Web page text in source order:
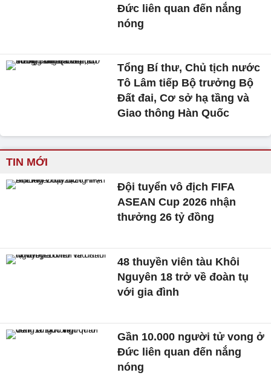
Đức liên quan đến nắng
nóng
Tổng Bí thư, Chủ tịch nước
Tô Lâm tiếp Bộ trưởng Bộ
Đất đai, Cơ sở hạ tầng và
Giao thông Hàn Quốc
TIN MỚI
Đội tuyển vô địch FIFA
ASEAN Cup 2026 nhận
thưởng 26 tỷ đồng
48 thuyền viên tàu Khôi
Nguyên 18 trở về đoàn tụ
với gia đình
Gần 10.000 người tử vong ở
Đức liên quan đến nắng
nóng